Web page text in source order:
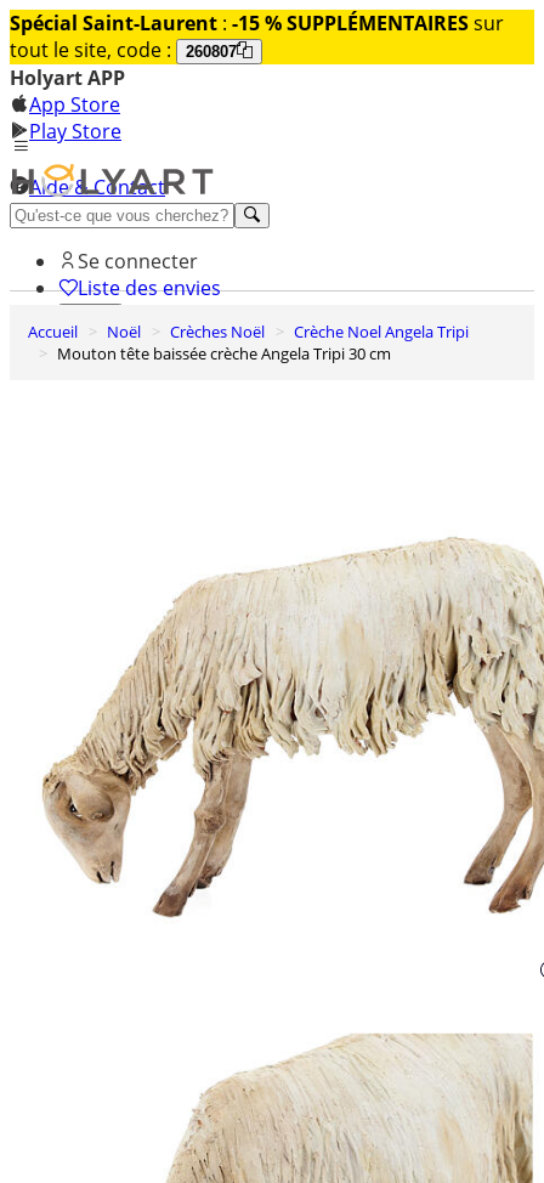
Spécial Saint-Laurent : -15 % SUPPLÉMENTAIRESsur
tout le site, code :
260807
Holyart APP
App Store
Play Store
Aide & Contact
Découvrez Premium
Se connecter
Liste des envies
0
Panier
Accueil Noël Crèches Noël
Crèche Noel Angela Tripi
Mouton tête baissée crèche Angela Tripi 30 cm